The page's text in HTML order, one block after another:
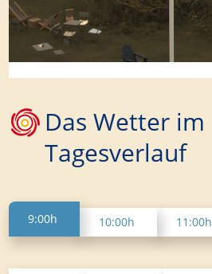
Das Wetter im
Tagesverlauf
9:00h 10:00h 11:00h